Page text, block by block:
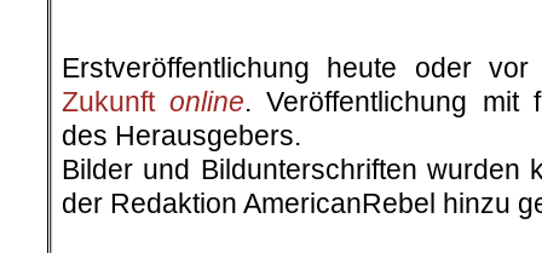
Erstveröffentlichung heute oder
Zukunftonline. Veröffentlichung mit
des Herausgebers.
Bilder und Bildunterschriften wurden
der Redaktion AmericanRebel hinzu